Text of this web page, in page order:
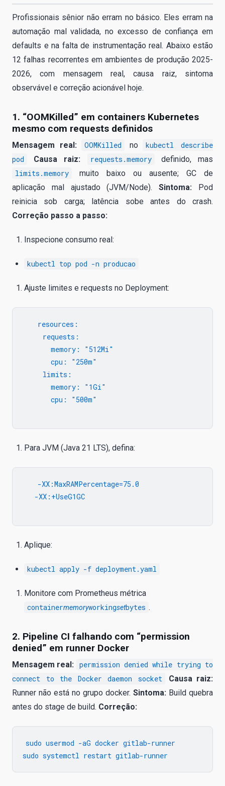
Profissionais sênior não erram no básico. Eles erram na
automação mal validada, no excesso de confiança em
defaults e na falta de instrumentação real. Abaixo estão
12 falhas recorrentes em ambientes de produção 2025-
2026, com mensagem real, causa raiz, sintoma
observável e correção acionável hoje.
1. “OOMKilled” em containers Kubernetes
mesmo com requests definidos
Mensagem real: OOMKilled no
kubectl describe
pod
Causa raiz: requests.memory
definido, mas
limits.memory
muito baixo ou ausente; GC de
aplicação mal ajustado (JVM/Node).Sintoma: Pod
reinicia sob carga; latência sobe antes do crash.
Correção passo a passo:
Inspecione consumo real:
kubectl top pod -n producao
Ajuste limites e requests no Deployment:
   resources:
     requests:
       memory: "512Mi"
       cpu: "250m"
     limits:
       memory: "1Gi"
       cpu: "500m"
Para JVM (Java 21 LTS), defina:
   -XX:MaxRAMPercentage=75.0
   -XX:+UseG1GC
Aplique:
kubectl apply -f deployment.yaml
Monitore com Prometheus métrica
containermemoryworkingsetbytes .
2. Pipeline CI falhando com “permission
denied” em runner Docker
Mensagem real: permission denied while trying to
connect to the Docker daemon socket
Causa raiz:
Runner não está no grupo docker. Sintoma: Build quebra
antes do stage de build. Correção:
sudo usermod -aG docker gitlab-runner